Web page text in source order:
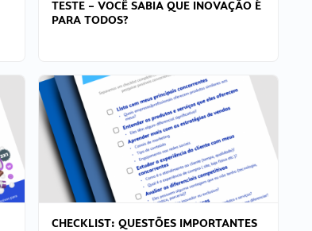
TESTE – VOCÊ SABIA QUE INOVAÇÃO É
PARA TODOS?
CHECKLIST: QUESTÕES IMPORTANTES